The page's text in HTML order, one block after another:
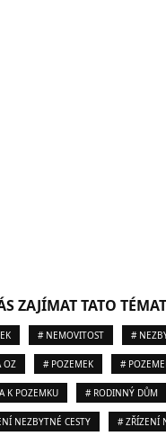
ZAJÍMAT TATO
# NEMOVITOST #
OZ # POZEMEK #
K POZEMKU # RODINNÝ DŮM
NEZBYTNÉ CESTY # ZŘÍZENÍ